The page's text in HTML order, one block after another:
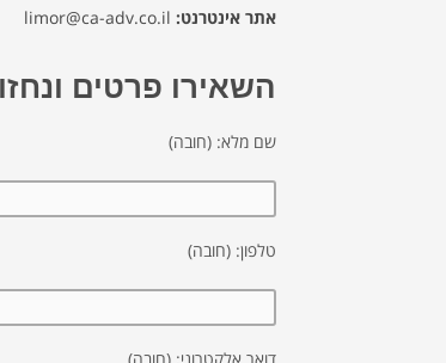
אתר אינטרנט:
השאירו פרטים
שם מלא: (חובה)
טלפון: (חובה)